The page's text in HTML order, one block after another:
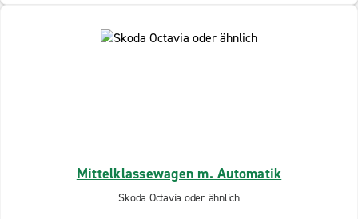
Mittelklassewagen m. Automatik
Skoda Octavia oder ähnlich